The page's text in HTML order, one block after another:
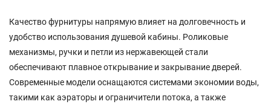
Качество фурнитуры напрямую влияет на долговечность и
удобство использования душевой кабины. Роликовые
механизмы, ручки и петли из нержавеющей стали
обеспечивают плавное открывание и закрывание дверей.
Современные модели оснащаются системами экономии воды,
такими как аэраторы и ограничители потока, а также